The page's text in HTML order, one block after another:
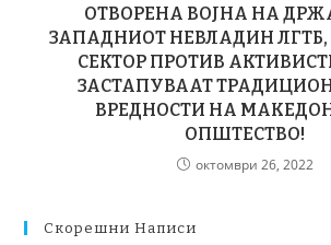
ОТВОРЕНА ВОЈНА НА
ЗАПАДНИОТ НЕВЛАДИН ЛГТБ,
СЕКТОР ПРОТИВ
ЗАСТАПУВААТ
ВРЕДНОСТИ НА
ОПШТЕСТВО!
октомври 26, 2022
Скорешни Написи